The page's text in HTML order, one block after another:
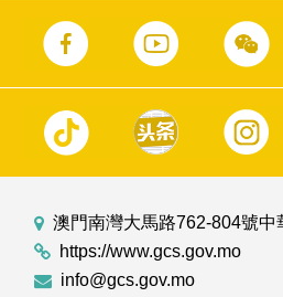
澳門南灣大馬路762-804號中
https://www.gcs.gov.mo
info@gcs.gov.mo